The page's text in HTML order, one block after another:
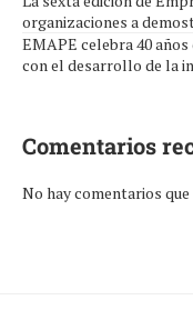
organizaciones a
EMAPE celebra 40
con el desarrollo de la
Comentarios
No hay comentarios